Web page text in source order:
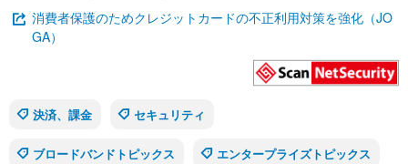
消費者保護のためクレジットカードの不正利用対策を強化（JO
GA）
決済、課金 セキュリティ
ブロードバンドトピックス エンタープライズトピックス